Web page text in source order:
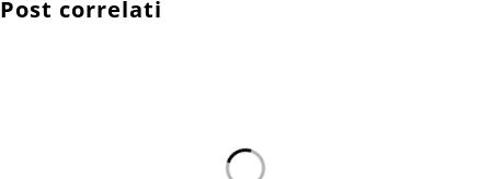
Post correlati